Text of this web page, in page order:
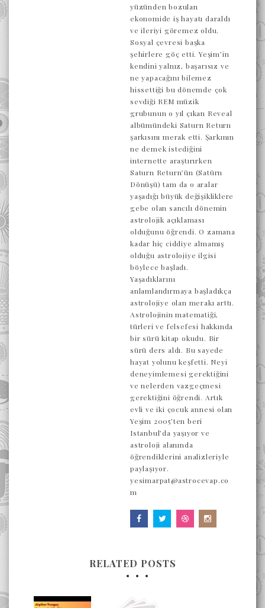
yüzünden bozulan
ekonomide iş hayatı daraldı
ve ileriyi göremez oldu.
Sosyal çevresi başka
şehirlere göç etti. Yeşim’in
kendini yalnız, başarısız ve
ne yapacağını bilemez
hissettiği bu dönemde çok
sevdiği REM müzik
grubunun o yıl çıkan Reveal
albümündeki Saturn Return
şarkısını merak etti. Şarkının
ne demek istediğini
internette araştırırken
Saturn Return’ün (Satürn
Dönüşü) tam da o aralar
yaşadığı büyük değişikliklere
gebe olan sancılı dönemin
astrolojik açıklaması
olduğunu öğrendi. O zamana
kadar hiç ciddiye almamış
olduğu astrolojiye ilgisi
böylece başladı.
Yaşadıklarını
anlamlandırmaya başladıkça
astrolojiye olan merakı arttı.
Astrolojinin matematiği,
türleri ve felsefesi hakkında
bir sürü kitap okudu. Bir
sürü ders aldı. Bu sayede
hayat yolunu keşfetti. Neyi
deneyimlemesi gerektiğini
ve nelerden vazgeçmesi
gerektiğini öğrendi. Artık
evli ve iki çocuk annesi olan
Yeşim 2005’ten beri
Istanbul’da yaşıyor ve
astroloji alanında
öğrendiklerini analizleriyle
paylaşıyor.
yesimarpat@astrocevap.co
m
RELATED POSTS